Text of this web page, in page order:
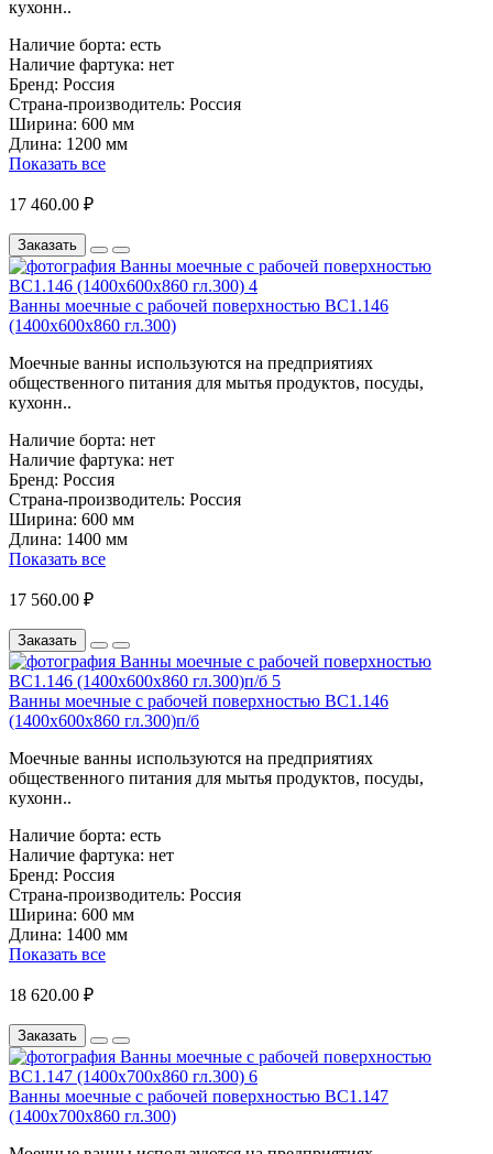
кухонн..
Наличие борта: есть
Наличие фартука: нет
Бренд: Россия
Страна-производитель: Россия
Ширина: 600 мм
Длина: 1200 мм
Показать все
17 460.00 ₽
Заказать
Ванны моечные с рабочей поверхностью ВС1.146
(1400х600х860 гл.300)
Моечные ванны используются на предприятиях
общественного питания для мытья продуктов, посуды,
кухонн..
Наличие борта: нет
Наличие фартука: нет
Бренд: Россия
Страна-производитель: Россия
Ширина: 600 мм
Длина: 1400 мм
Показать все
17 560.00 ₽
Заказать
Ванны моечные с рабочей поверхностью ВС1.146
(1400х600х860 гл.300)п/б
Моечные ванны используются на предприятиях
общественного питания для мытья продуктов, посуды,
кухонн..
Наличие борта: есть
Наличие фартука: нет
Бренд: Россия
Страна-производитель: Россия
Ширина: 600 мм
Длина: 1400 мм
Показать все
18 620.00 ₽
Заказать
Ванны моечные с рабочей поверхностью ВС1.147
(1400х700х860 гл.300)